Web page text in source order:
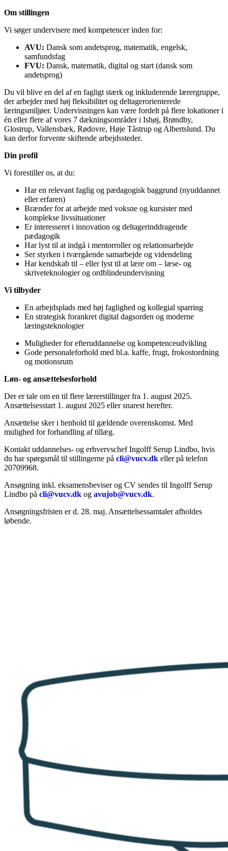
Om stillingen
Vi søger undervisere med kompetencer inden for:
AVU: Dansk som andetsprog, matematik, engelsk,
samfundsfag
FVU: Dansk, matematik, digital og start (dansk som
andetsprog)
Du vil blive en del af en fagligt stærk og inkluderende lærergruppe,
der arbejder med høj fleksibilitet og deltagerorienterede
læringsmiljøer. Undervisningen kan være fordelt på flere lokationer i
én eller flere af vores 7 dækningsområder i Ishøj, Brøndby,
Glostrup, Vallensbæk, Rødovre, Høje Tåstrup og Albertslund. Du
kan derfor forvente skiftende arbejdssteder.
Din profil
Vi forestiller os, at du:
Har en relevant faglig og pædagogisk baggrund (nyuddannet
eller erfaren)
Brænder for at arbejde med voksne og kursister med
komplekse livssituationer
Er interesseret i innovation og deltagerinddragende
pædagogik
Har lyst til at indgå i mentorroller og relationsarbejde
Ser styrken i tværgående samarbejde og videndeling
Har kendskab til – eller lyst til at lære om – læse- og
skriveteknologier og ordblindeundervisning
Vi tilbyder
En arbejdsplads med høj faglighed og kollegial sparring
En strategisk forankret digital dagsorden og moderne
læringsteknologier
Muligheder for efteruddannelse og kompetenceudvikling
Gode personaleforhold med bl.a. kaffe, frugt, frokostordning
og motionsrum
Løn- og ansættelsesforhold
Der er tale om en til flere lærerstillinger fra 1. august 2025.
Ansættelsesstart 1. august 2025 eller snarest herefter.
Ansættelse sker i henhold til gældende overenskomst. Med
mulighed for forhandling af tillæg.
Kontakt uddannelses- og erhvervschef Ingolff Serup Lindbo, hvis
du har spørgsmål til stillingerne på cli@vucv.dk eller på telefon
20709968.
Ansøgning inkl. eksamensbeviser og CV sendes til Ingolff Serup
Lindbo på cli@vucv.dk og avujob@vucv.dk.
Ansøgningsfristen er d. 28. maj. Ansættelsessamtaler afholdes
løbende.